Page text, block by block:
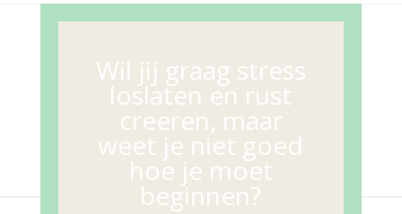
Wil jij graag stress
loslaten en rust
creeren, maar
weet je niet goed
hoe je moet
beginnen?